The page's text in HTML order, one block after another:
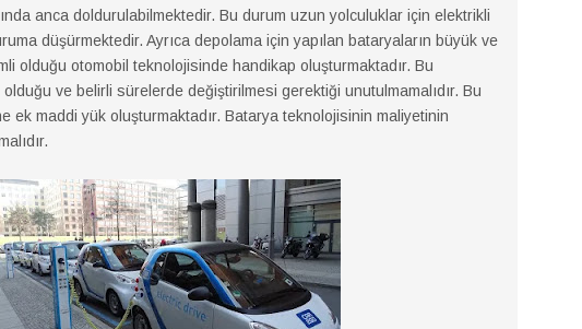
anca doldurulabilmektedir. Bu durum uzun yolculuklar için elektrikli
düşürmektedir. Ayrıca depolama için yapılan bataryaların büyük ve
olduğu otomobil teknolojisinde handikap oluşturmaktadır. Bu
ve belirli sürelerde değiştirilmesi gerektiği unutulmamalıdır. Bu
ek maddi yük oluşturmaktadır. Batarya teknolojisinin maliyetinin